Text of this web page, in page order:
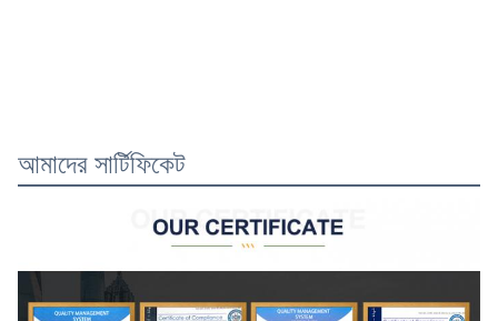
আমাদের সার্টিফিকেট